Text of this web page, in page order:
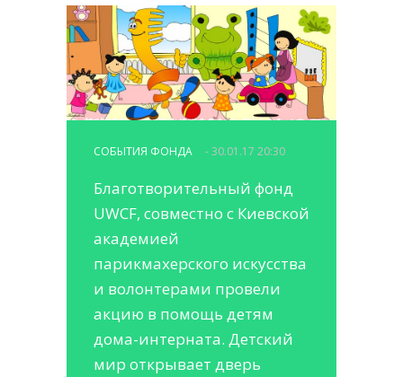
СОБЫТИЯ ФОНДА - 30.01.17 20:30
Благотворительный фонд
UWCF, совместно с Киевской
академией
парикмахерского искусства
и волонтерами провели
акцию в помощь детям
дома-интерната. Детский
мир открывает дверь